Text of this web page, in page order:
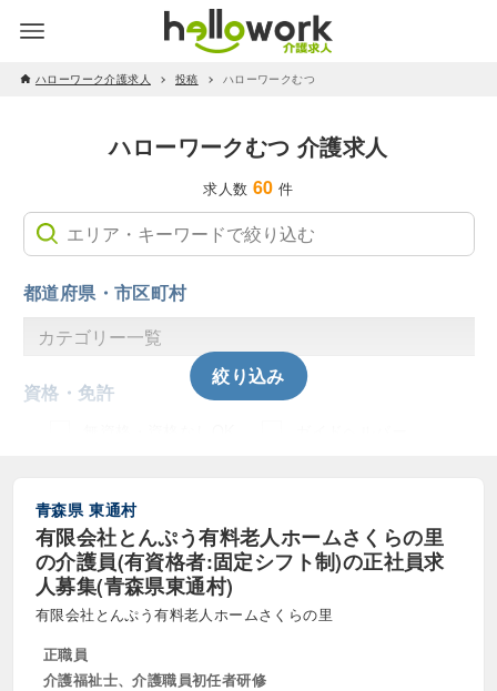
ハローワーク介護求人 投稿 ハローワークむつ
ハローワークむつ 介護求人
求人数 60件
絞り込み
都道府県・市区町村
資格・免許
介護事務
介護福祉士 介護福祉士実務者研修
介護職員初任者研修 社会福祉主事
社会福祉士
青森県 東通村
有限会社とんぷう有料老人ホームさくらの里
の介護員(有資格者:固定シフト制)の正社員求
人募集(青森県東通村)
有限会社とんぷう有料老人ホームさくらの里
正職員
介護福祉士、介護職員初任者研修